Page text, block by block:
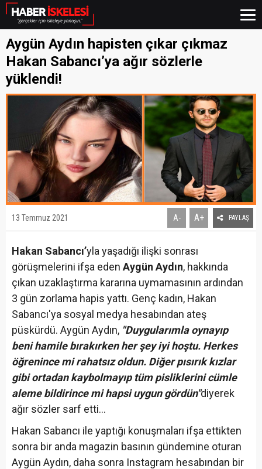
Aygün Aydın hapisten çıkar çıkmaz
Hakan Sabancı’ya ağır sözlerle
yüklendi!
13 Temmuz 2021 A- A+ PAYLAŞ
Hakan Sabancı’yla yaşadığı ilişki sonrası
görüşmelerini ifşa eden Aygün Aydın, hakkında
çıkan uzaklaştırma kararına uymamasının ardından
3 gün zorlama hapis yattı. Genç kadın, Hakan
Sabancı'ya sosyal medya hesabından ateş
püskürdü. Aygün Aydın, "Duygularımla oynayıp
beni hamile bırakırken her şey iyi hoştu. Herkes
öğrenince mi rahatsız oldun. Diğer pısırık kızlar
gibi ortadan kaybolmayıp tüm pisliklerini cümle
aleme bildirince mi hapsi uygun gördün"diyerek
ağır sözler sarf etti...
Hakan Sabancı ile yaptığı konuşmaları ifşa ettikten
sonra bir anda magazin basının gündemine oturan
Aygün Aydın, daha sonra Instagram hesabından bir